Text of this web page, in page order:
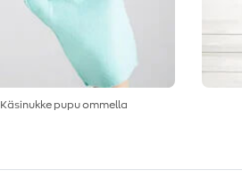
Käsinukke pupu ommella